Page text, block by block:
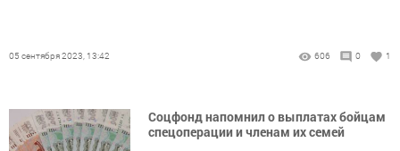
05 сентября 2023, 13:42 606 0 1
Соцфонд напомнил о выплатах бойцам
спецоперации и членам их семей